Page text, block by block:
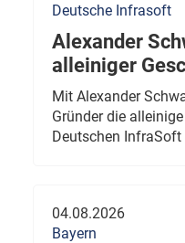
Deutsche Infrasoft
Alexander
alleiniger
Mit Alexander
Gründer die
Deutschen InfraSoft
04.08.2026
Bayern